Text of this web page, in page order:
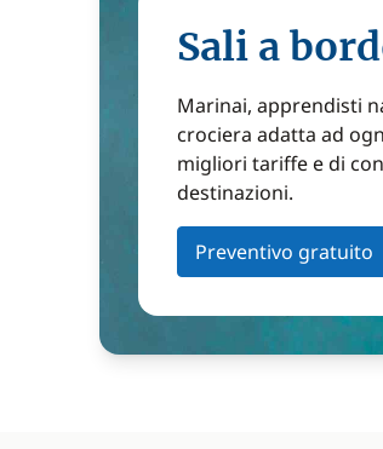
Sali a
Marinai, apprendisti
crociera adatta ad
migliori tariffe e di
destinazioni.
Preventivo gratuito